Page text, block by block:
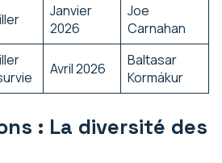
Janvier
2026
Joe
Carnahan
Avril 2026
Baltasar
Kormákur
: La diversité des